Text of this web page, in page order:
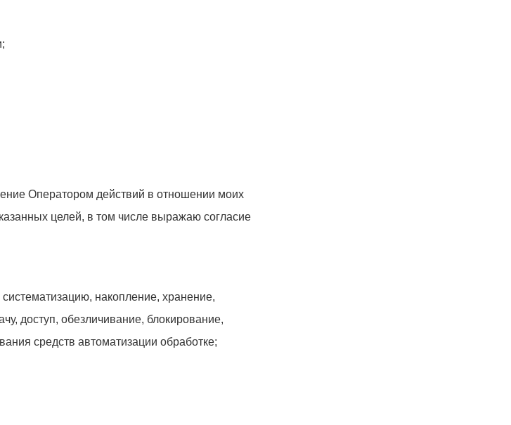
Оператором действий в отношении моих
целей, в том числе выражаю согласие
накопление, хранение,
доступ, обезличивание, блокирование,
средств автоматизации обработке;